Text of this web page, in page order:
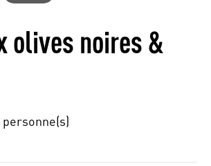
olives noires &
personne(s)